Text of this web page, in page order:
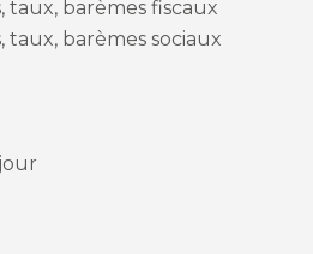
taux, barèmes fiscaux
taux, barèmes sociaux